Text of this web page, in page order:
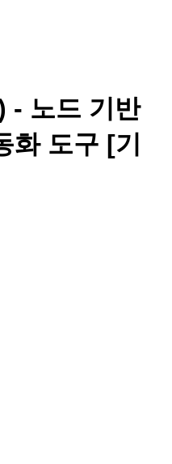
- 노드 기반
화 도구 [기